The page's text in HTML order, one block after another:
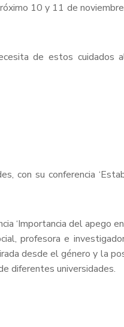
10 y 11 de
de estos cuidados
con su conferencia
‘Importancia del apego
profesora e
desde el género y la
diferentes universidades.